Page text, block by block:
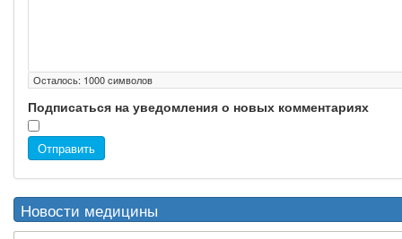
Осталось: 1000символов
Подписаться на уведомления о новых комментариях
Отправить
Новости медицины